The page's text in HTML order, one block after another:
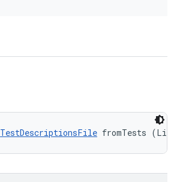
TestDescriptionsFile fromTests